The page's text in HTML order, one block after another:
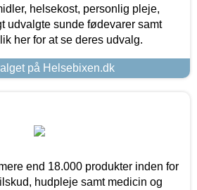
helsekost, personlig pleje,
udvalgte sunde fødevarer samt
her for at se deres udvalg.
på Helsebixen.dk
end 18.000 produkter inden for
hudpleje samt medicin og